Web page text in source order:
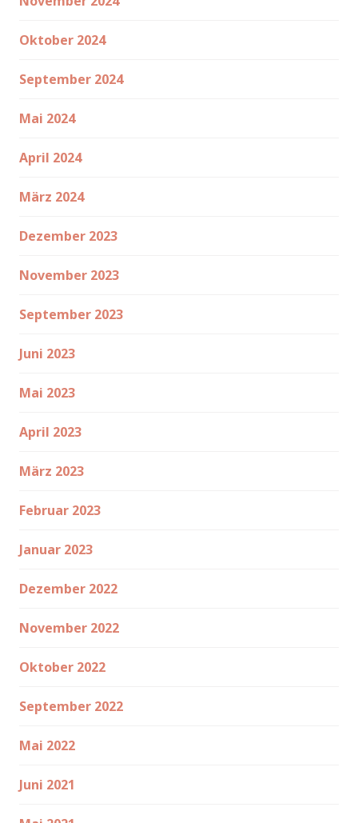
Oktober 2024
September 2024
Mai 2024
April 2024
März 2024
Dezember 2023
November 2023
September 2023
Juni 2023
Mai 2023
April 2023
März 2023
Februar 2023
Januar 2023
Dezember 2022
November 2022
Oktober 2022
September 2022
Mai 2022
Juni 2021